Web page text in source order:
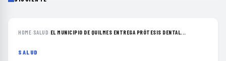
HOME› SALUD› EL MUNICIPIO DE QUILMES ENTREGA PRÓTESIS DENTAL...
SALUD